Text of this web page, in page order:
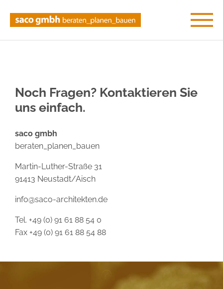
Noch Fragen? Kontaktieren Sie
uns einfach.
saco gmbh
beraten_planen_bauen
Martin-Luther-Straße 31
91413 Neustadt/Aisch
info@saco-architekten.de
Tel. +49 (0) 91 61 88 54 0
Fax +49 (0) 91 61 88 54 88